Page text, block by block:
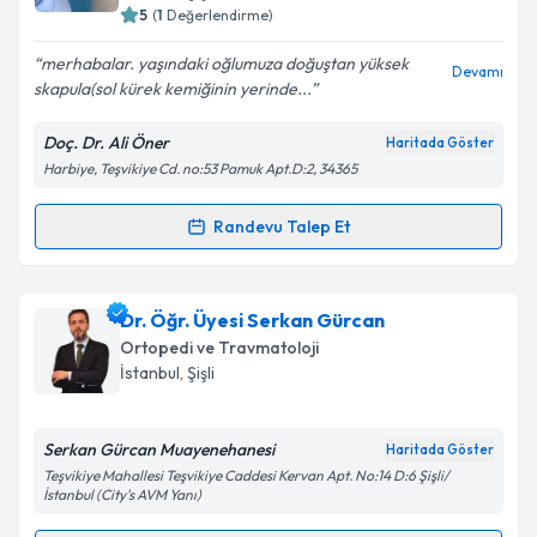
Kişisel verilerimin işlenmesine ilişkin
Aydınlatma
Metni'ni okudum ve kişisel verilerimin belirtilen
kapsamda işlenmesini kabul ediyorum.
5 (1 Değerlendirme)
merhabalar. yaşındaki oğlumuza doğuştan yüksek
skapula(sol kürek kemiğinin yerinde...
Devamı
Doç. Dr. Ali Öner Haritada Göster
Harbiye, Teşvikiye Cd. no:53 Pamuk Apt.D:2, 34365
Randevu Talep Et
Randevu Takvimi Talebi
Doç. Dr. Ali Öneriçin randevu takvimi talebi
oluşturun. Size bu uzmandan randevu almanız için bir
takvim hazırlandığında e-posta ile bilgilendireceğiz.
Kişisel verilerimin işlenmesine ilişkinAydınlatma
Dr. Öğr. Üyesi Serkan Gürcan
Ortopedi ve Travmatoloji
İstanbul, Şişli
Serkan Gürcan Muayenehanesi Haritada Göster
Teşvikiye Mahallesi Teşvikiye Caddesi Kervan Apt. No:14 D:6 Şişli/
İstanbul (City's AVM Yanı)